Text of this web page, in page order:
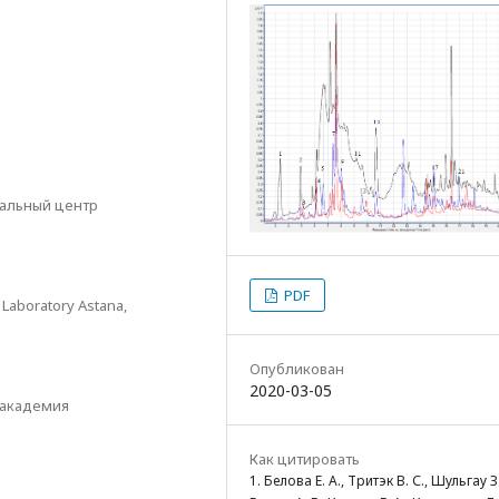
центр
Astana, PDF
Опубликован
2020-03-05
Как цитировать
1. Белова Е. А., Тритэк В. С., Шульгау